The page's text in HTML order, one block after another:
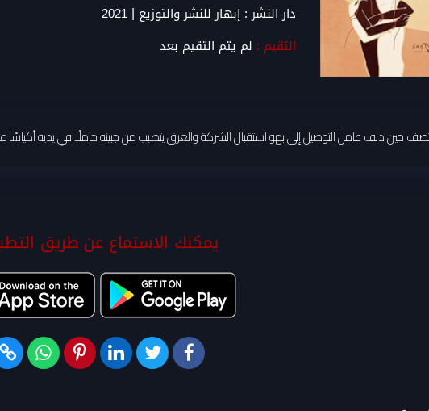
دار النشر : إبهار للنشر والتوزيع |
2021
التقيم : لم يتم التقيم بعد
حين دلف عامل التوصيل إلى بهو استقبال الشركة والعرق يتصبب من جبينه حاملًا في يديه
يمكنك الاستماع عن طريق